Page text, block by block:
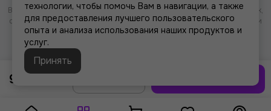
999 ₽
Вся представленная на сайте информация, касающаяся характеристик,
стоимости товаров и услуг, носит информационный характер и ни при
каких условиях не является публичной офертой, определяемой
положениями Статьи 437(2) Гражданского кодекса РФ.
технологии, чтобы помочь Вам в навигации, а также
для предоставления лучшего пользовательского
опыта и анализа использования наших продуктов и
услуг.
Принять